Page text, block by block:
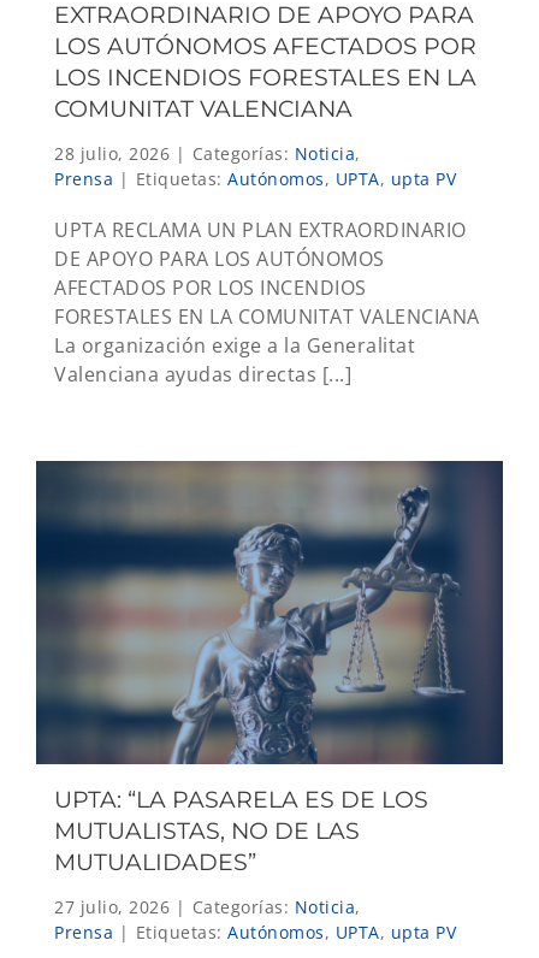
EXTRAORDINARIO DE APOYO PARA
LOS AUTÓNOMOS AFECTADOS POR
LOS INCENDIOS FORESTALES EN LA
COMUNITAT VALENCIANA
28 julio, 2026 | Categorías: Noticia,
Prensa | Etiquetas: Autónomos, UPTA, upta PV
UPTA RECLAMA UN PLAN EXTRAORDINARIO
DE APOYO PARA LOS AUTÓNOMOS
AFECTADOS POR LOS INCENDIOS
FORESTALES EN LA COMUNITAT VALENCIANA
La organización exige a la Generalitat
Valenciana ayudas directas [...]
UPTA: “LA PASARELA ES DE LOS
MUTUALISTAS, NO DE LAS
MUTUALIDADES”
27 julio, 2026 | Categorías: Noticia,
Prensa | Etiquetas: Autónomos, UPTA, upta PV